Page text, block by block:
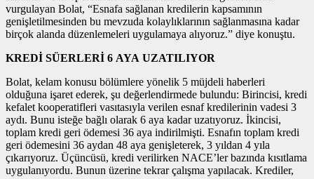
vurgulayan Bolat, “Esnafa sağlanan kredilerin kapsamının
genişletilmesinden bu mevzuda kolaylıklarının sağlanmasına kadar
birçok alanda düzenlemeleri uygulamaya alıyoruz.” diye konuştu.
KREDİ SÜERLERİ 6 AYA UZATILIYOR
Bolat, kelam konusu bölümlere yönelik 5 müjdeli haberleri
olduğuna işaret ederek, şu değerlendirmede bulundu: Birincisi, kredi
kefalet kooperatifleri vasıtasıyla verilen esnaf kredilerinin vadesi 3
aydı. Bunu isteğe bağlı olarak 6 aya kadar uzatıyoruz. İkincisi,
toplam kredi geri ödemesi 36 aya indirilmişti. Esnafın toplam kredi
geri ödemesini 36 aydan 48 aya genişleterek, 3 yıldan 4 yıla
çıkarıyoruz. Üçüncüsü, kredi verilirken NACE’ler bazında kısıtlama
uygulanıyordu. Bunun üzerine tekrar çalışma yapılacak. Krediler,